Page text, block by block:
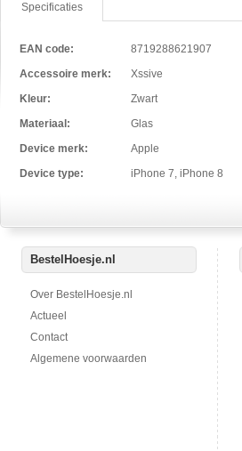
Specificaties
EAN code:
8719288621907
Accessoire merk:
Xssive
Kleur:
Zwart
Materiaal:
Glas
Device merk:
Apple
Device type:
iPhone 7, iPhone 8
BestelHoesje.nl
Over BestelHoesje.nl
Actueel
Contact
Algemene voorwaarden